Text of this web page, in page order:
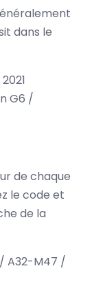
dans le
G6 /
de chaque
le code et
de la
/ A32-M47 /